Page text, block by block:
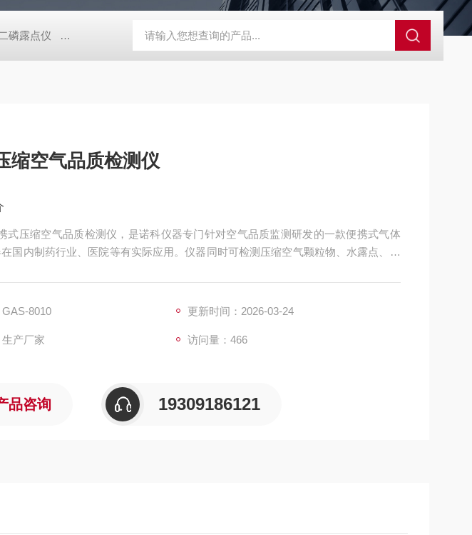
磷露点仪 煤气天然气在线热值检测仪 石油化工防爆在线露点仪微量水露点分析仪 电厂用
缩空气品质检测仪
式压缩空气品质检测仪，是诺科仪器专门针对空气品质监测研发的一款便携式气体
国内制药行业、医院等有实际应用。仪器同时可检测压缩空气颗粒物、水露点、油
8010
更新时间：2026-03-24
产厂家 访问量：466
品咨询 19309186121